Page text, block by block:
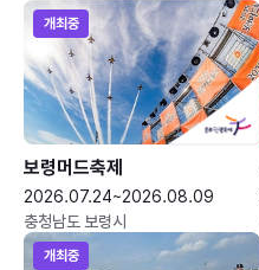
개최중
보령머드축제
2026.07.24~2026.08.09
충청남도 보령시
개최중